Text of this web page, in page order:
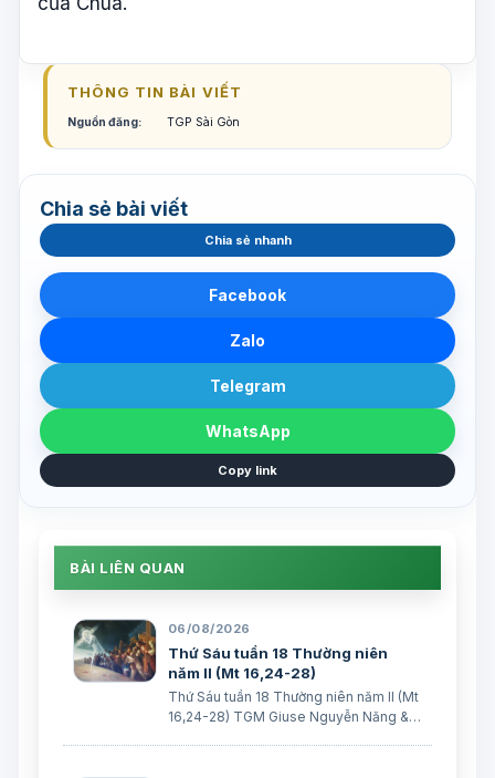
THÔNG TIN BÀI VIẾT
Nguồn đăng: TGP Sài Gòn
Chia sẻ bài viết
Chia sẻ nhanh
Facebook
Zalo
Telegram
WhatsApp
Copy link
BÀI LIÊN QUAN
06/08/2026
Thứ Sáu tuần 18 Thường niên
năm II (Mt 16,24-28)
Thứ Sáu tuần 18 Thường niên năm II (Mt
16,24-28) TGM Giuse Nguyễn Năng &